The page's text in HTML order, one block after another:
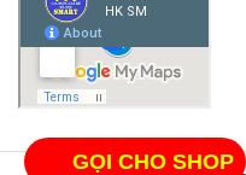
GỌI CHO SHOP